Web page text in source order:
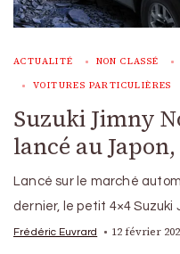
ACTUALITÉ NON CLASSÉ
VOITURES PARTICULIÈRES
Suzuki Jimny
lancé au
Lancé sur le marché
dernier, le petit 4×4 Suzuki
Frédéric Euvrard 12 février